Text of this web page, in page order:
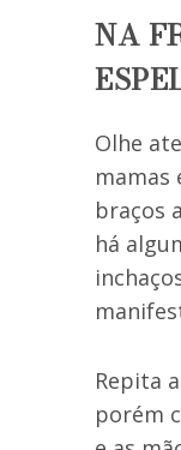
NA
Olhe
mamas
braços
há
Repita
porém